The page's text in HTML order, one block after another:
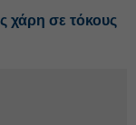
χάρη σε τόκους